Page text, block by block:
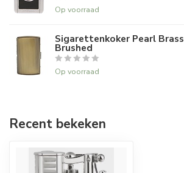
Op voorraad
Sigarettenkoker Pearl Brass
Brushed
Op voorraad
Recent bekeken